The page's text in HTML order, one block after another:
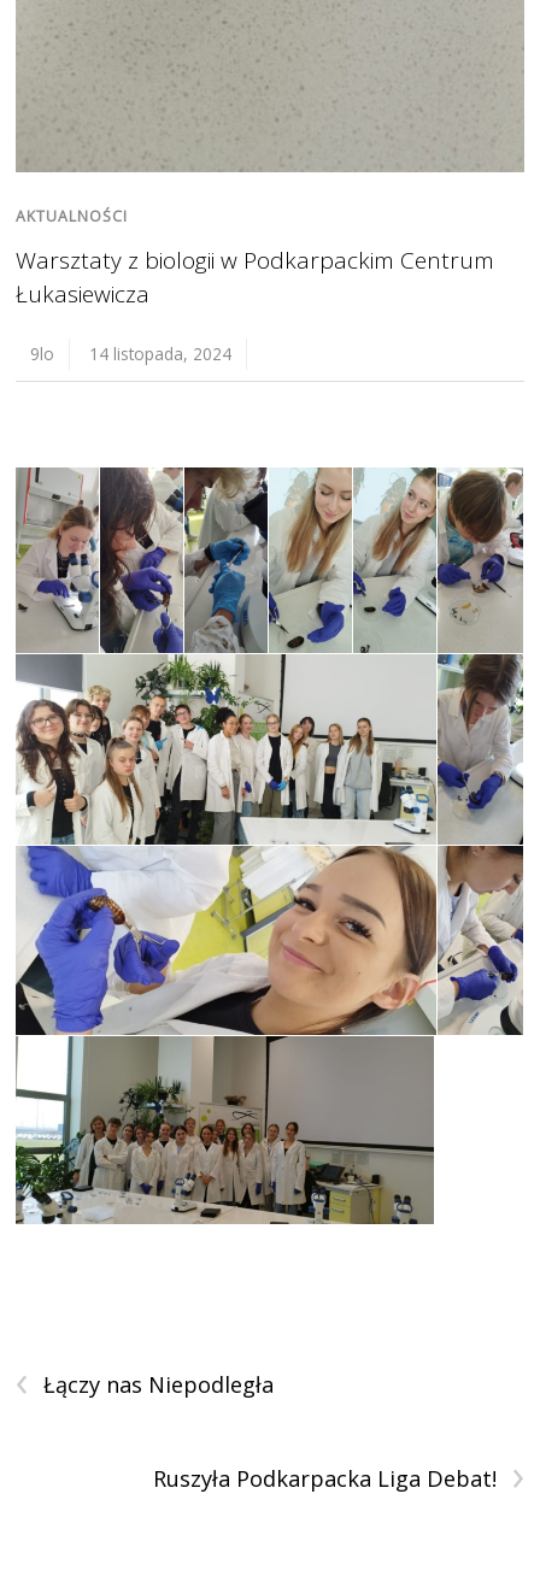
AKTUALNOŚCI
Warsztaty z biologii w Podkarpackim Centrum
Łukasiewicza
9lo 14 listopada, 2024
‹ Łączy nas Niepodległa
›
Ruszyła Podkarpacka Liga Debat!